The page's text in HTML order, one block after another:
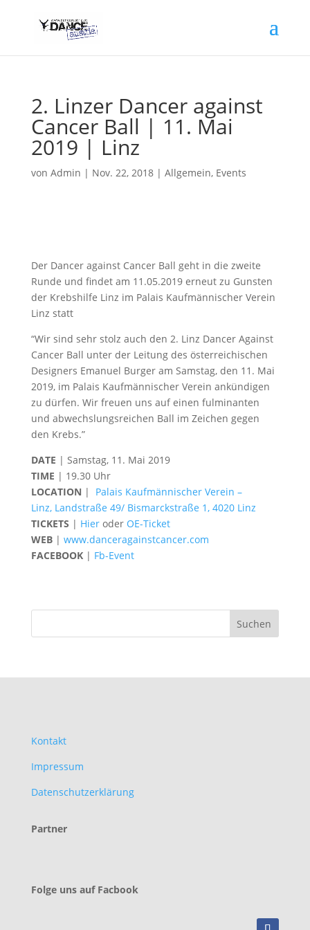
2. Linzer Dancer against
Cancer Ball | 11. Mai
2019 | Linz
von Admin | Nov. 22, 2018| Allgemein, Events
Der Dancer against Cancer Ball geht in die zweite
Runde und findet am 11.05.2019 erneut zu Gunsten
der Krebshilfe Linz im Palais Kaufmännischer Verein
Linz statt
“Wir sind sehr stolz auch den 2. Linz Dancer Against
Cancer Ball unter der Leitung des österreichischen
Designers Emanuel Burger am Samstag, den 11. Mai
2019, im Palais Kaufmännischer Verein ankündigen
zu dürfen. Wir freuen uns auf einen fulminanten
und abwechslungsreichen Ball im Zeichen gegen
den Krebs.”
DATE | Samstag, 11. Mai 2019
TIME | 19.30 Uhr
LOCATION | Palais Kaufmännischer Verein –
Linz, Landstraße 49/ Bismarckstraße 1, 4020 Linz
TICKETS | Hieroder OE-Ticket
WEB| www.danceragainstcancer.com
FACEBOOK| Fb-Event
Kontakt
Impressum
Datenschutzerklärung
Partner
Folge uns auf Facbook